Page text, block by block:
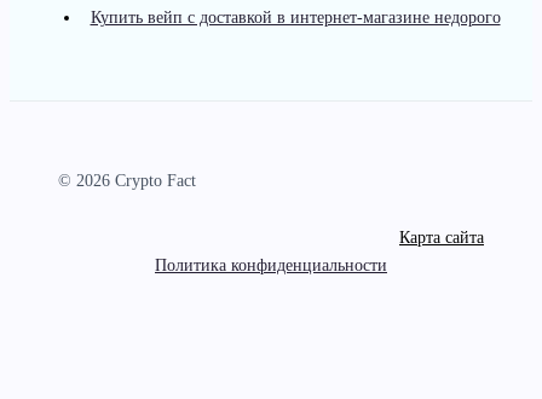
Купить вейп с доставкой в интернет-магазине недорого
© 2026 Crypto Fact
Карта сайта
Политика конфиденциальности